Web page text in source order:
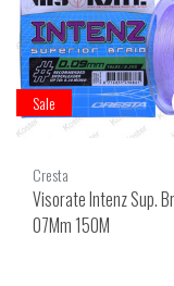
Sale
Cresta
Visorate Intenz Sup.
07Mm 150M